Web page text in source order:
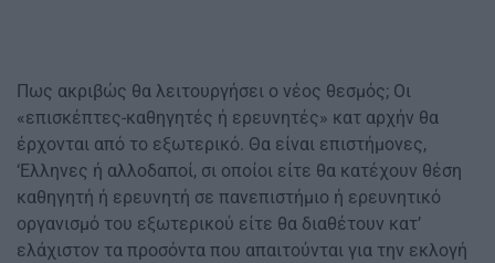
Πως ακριβώς θα λειτουργήσει ο νέος θεσμός; Οι
«επισκέπτες-καθηγητές ή ερευνητές» κατ αρχήν θα
έρχονται από το εξωτερικό. Θα είναι επιστήμονες,
‘Ελληνες ή αλλοδαποί, σι οποίοι είτε θα κατέχουν θέση
καθηγητή ή ερευνητή σε πανεπιστήμιο ή ερευνητικό
οργανισμό του εξωτερικού είτε θα διαθέτουν κατ’
ελάχιστον τα προσόντα που απαιτούνται για την εκλογή